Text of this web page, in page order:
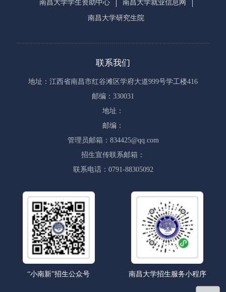
南昌大学学生资助中心
南昌大学就业信息网
南昌大学研究生院
联系我们
地址：江西省南昌市红谷滩区学府大道999号学工楼416
邮编：330031
地址：
邮编：
管理员邮箱：834425@qq.com
招生宣传联系邮箱：
联系电话：0791-88305092
“小南新”招生公众号 南昌大学招生服务小程序